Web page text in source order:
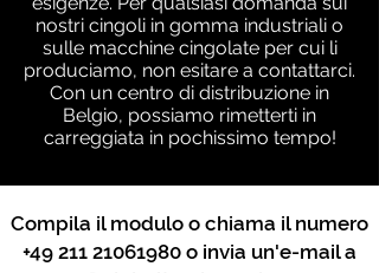
nostri cingoli in gomma industriali o
sulle macchine cingolate per cui li
produciamo, non esitare a contattarci.
Con un centro di distribuzione in
Belgio, possiamo rimetterti in
carreggiata in pochissimo tempo!
Compila il modulo o chiama il numero
+49 211 21061980 o invia un'e-mail a